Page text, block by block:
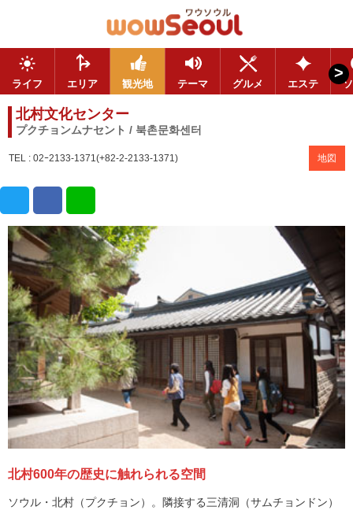
ライフ エリア 観光地 テーマ グルメ エステ
>
北村文化センター
プクチョンムナセント / 북촌문화센터
TEL : 02ｰ2133-1371(+82-2-2133-1371) 地図
北村600年の歴史に触れられる空間
ソウル・北村（プクチョン）。隣接する三清洞（サムチョンドン）